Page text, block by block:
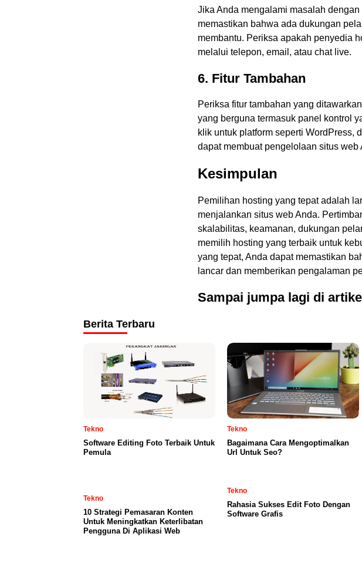
Jika Anda mengalami masalah
memastikan bahwa ada dukungan
membantu. Periksa apakah penyedia
melalui telepon, email, atau chat live.
6. Fitur Tambahan
Periksa fitur tambahan yang
yang berguna termasuk panel kontrol
klik untuk platform seperti WordPress,
dapat membuat pengelolaan situs web
Kesimpulan
Pemilihan hosting yang tepat adalah
menjalankan situs web Anda.
skalabilitas, keamanan, dukungan
memilih hosting yang terbaik untuk
yang tepat, Anda dapat memastikan
lancar dan memberikan pengalaman
Sampai jumpa lagi di
Berita Terbaru
Tekno
Software Editing Foto Terbaik Untuk
Pemula
Tekno
Bagaimana Cara Mengoptimalkan
Url Untuk Seo?
Tekno
10 Strategi Pemasaran Konten
Untuk Meningkatkan Keterlibatan
Pengguna Di Aplikasi Web
Tekno
Rahasia Sukses Edit Foto Dengan
Software Grafis